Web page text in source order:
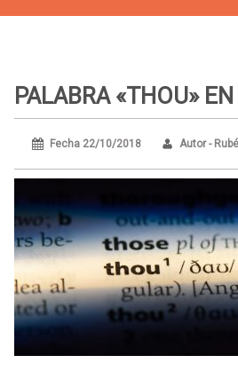
PALABRA «THOU»
Fecha 22/10/2018 Autor -